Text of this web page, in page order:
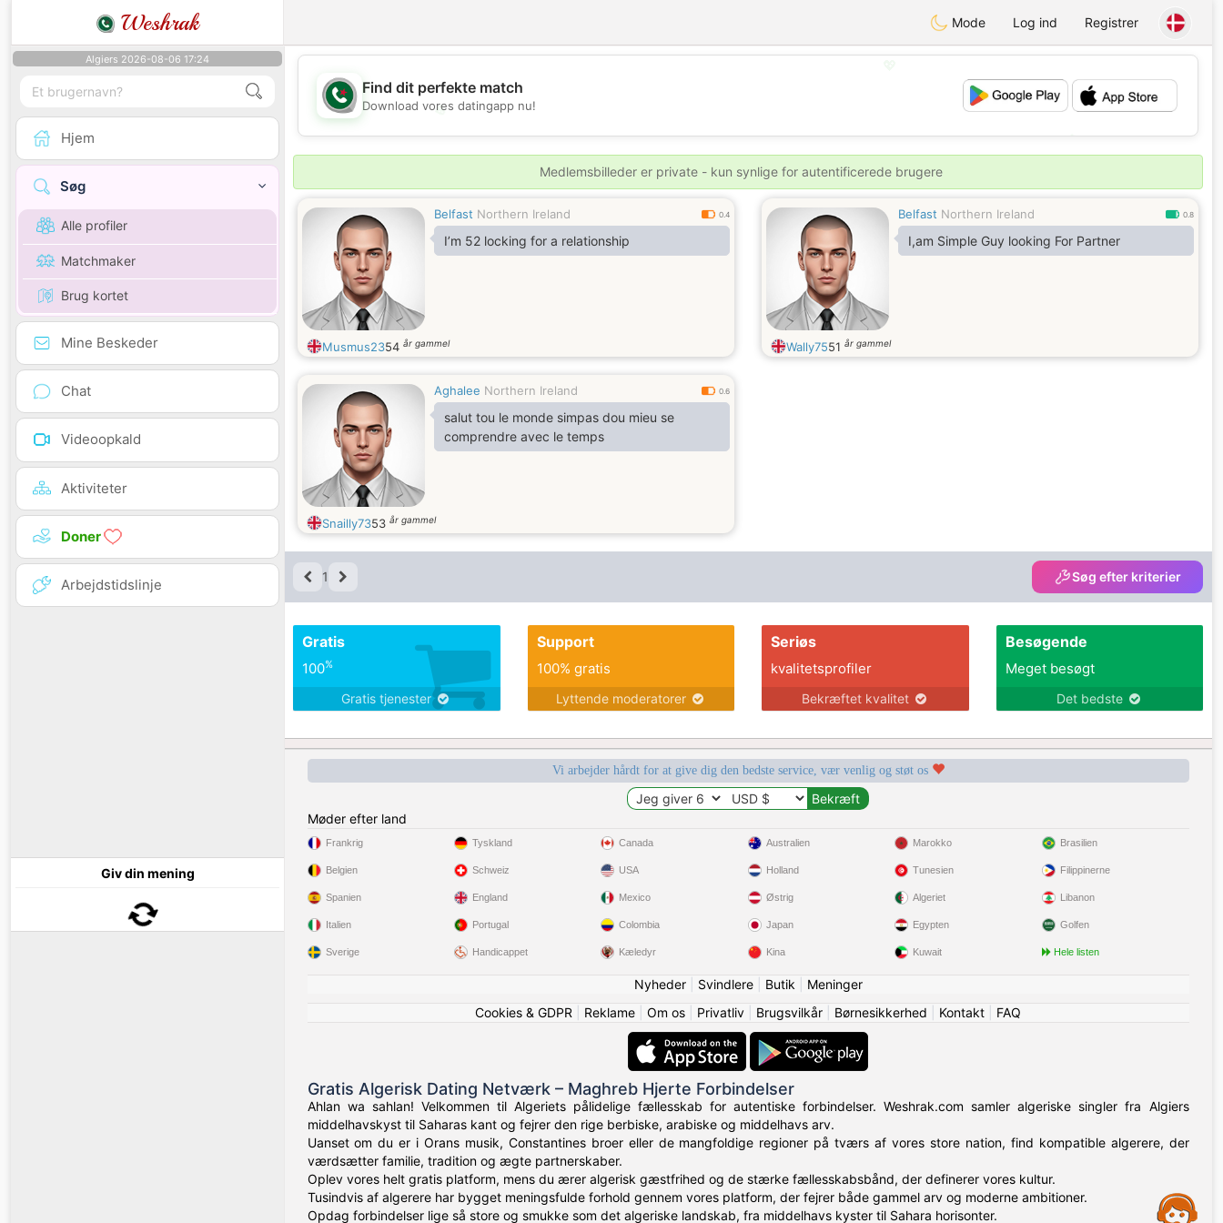
Weshrak Mode Log ind Registrer
Algiers 2026-08-06 17:24
Hjem
Søg
Alle profiler
Matchmaker
Brug kortet
Mine Beskeder
Chat
Videoopkald
Aktiviteter
Doner
Arbejdstidslinje
Giv din mening
💖
💕
💕
Find dit perfekte match
Download vores datingapp nu!
Medlemsbilleder er private - kun synlige for autentificerede brugere
Belfast Northern Ireland 0.4
I’m 52 locking for a relationship
Musmus2354 år gammel
Belfast Northern Ireland 0.8
I,am Simple Guy looking For Partner
Wally7551 år gammel
Aghalee Northern Ireland 0.6
salut tou le monde simpas dou mieu se
comprendre avec le temps
Snailly7353 år gammel
1 Søg efter kriterier
Gratis
100%
Gratis tjenester
Support
100% gratis
Lyttende moderatorer
Seriøs
kvalitetsprofiler
Bekræftet kvalitet
Besøgende
Meget besøgt
Det bedste
Vi arbejder hårdt for at give dig den bedste service, vær venlig og støt os
Møder efter land
Frankrig
Belgien
Spanien
Italien
Sverige
Tyskland
Schweiz
England
Portugal
Handicappet
Canada
USA
Mexico
Colombia
Kæledyr
Australien
Holland
Østrig
Japan
Kina
Marokko
Tunesien
Algeriet
Egypten
Kuwait
Brasilien
Filippinerne
Libanon
Golfen
Hele listen
Nyheder| Svindlere| Butik
Meninger
Cookies & GDPR
Reklame Om os Privatliv Brugsvilkår Børnesikkerhed Kontakt FAQ
Gratis Algerisk Dating Netværk – Maghreb Hjerte Forbindelser
Ahlan wa sahlan! Velkommen til Algeriets pålidelige fællesskab for autentiske forbindelser. Weshrak.com samler algeriske singler fra Algiers
middelhavskyst til Saharas kant og fejrer den rige berbiske, arabiske og middelhavs arv.
Uanset om du er i Orans musik, Constantines broer eller de mangfoldige regioner på tværs af vores store nation, find kompatible algerere, der
værdsætter familie, tradition og ægte partnerskaber.
Oplev vores helt gratis platform, mens du ærer algerisk gæstfrihed og de stærke fællesskabsbånd, der definerer vores kultur.
Tusindvis af algerere har bygget meningsfulde forhold gennem vores platform, der fejrer både gammel arv og moderne ambitioner.
Opdag forbindelser lige så store og smukke som det algeriske landskab, fra middelhavs kyster til Sahara horisonter.
Assistance